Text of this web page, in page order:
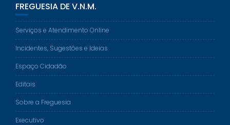
FREGUESIA DE V.N.M.
Serviços e Atendimento Online
Incidentes, Sugestões e Ideias
Espaço Cidadão
Editais
Sobre a Freguesia
Executivo